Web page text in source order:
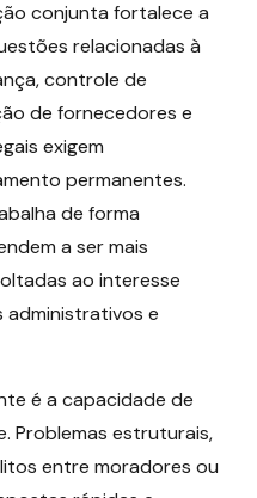
conjunta fortalece a
relacionadas à
controle de
de fornecedores e
exigem
permanentes.
de forma
a ser mais
ao interesse
administrativos e
é a capacidade de
Problemas estruturais,
entre moradores ou